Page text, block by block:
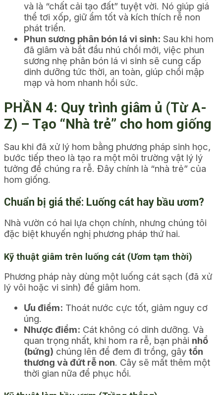
và là “chất cải tạo đất” tuyệt vời. Nó giúp giá
thể tơi xốp, giữ ẩm tốt và kích thích rễ non
phát triển.
Phun sương phân bón lá vi sinh: Sau khi hom
đã giâm và bắt đầu nhú chồi mới, việc phun
sương nhẹ phân bón lá vi sinh sẽ cung cấp
dinh dưỡng tức thời, an toàn, giúp chồi mập
mạp và hom nhanh hồi sức.
PHẦN 4: Quy trình giâm ủ (Từ A-
Z) – Tạo “Nhà trẻ” cho hom giống
Sau khi đã xử lý hom bằng phương pháp sinh học,
bước tiếp theo là tạo ra một môi trường vật lý lý
tưởng để chúng ra rễ. Đây chính là “nhà trẻ” của
hom giống.
Chuẩn bị giá thể: Luống cát hay bầu ươm?
Nhà vườn có hai lựa chọn chính, nhưng chúng tôi
đặc biệt khuyến nghị phương pháp thứ hai.
Kỹ thuật giâm trên luống cát (Ươm tạm thời)
Phương pháp này dùng một luống cát sạch (đã xử
lý vôi hoặc vi sinh) để giâm hom.
Ưu điểm: Thoát nước cực tốt, giảm nguy cơ
úng.
Nhược điểm: Cát không có dinh dưỡng. Và
quan trọng nhất, khi hom ra rễ, bạn phải nhổ
(bứng) chúng lên để đem đi trồng, gây tổn
thương và đứt rễ non. Cây sẽ mất thêm một
thời gian nữa để phục hồi.